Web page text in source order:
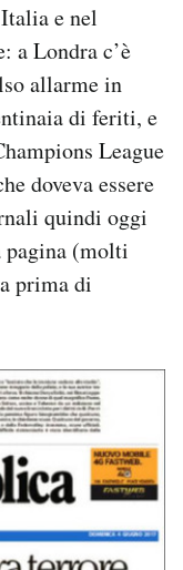
e nel
a Londra c’è
allarme in
di feriti, e
League
doveva essere
quindi oggi
pagina (molti
prima di